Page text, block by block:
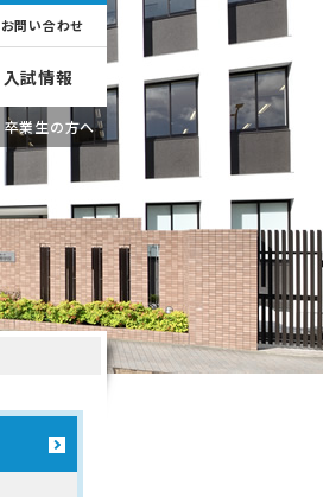
卒業生の方へ
入試情報
お問い合わせ